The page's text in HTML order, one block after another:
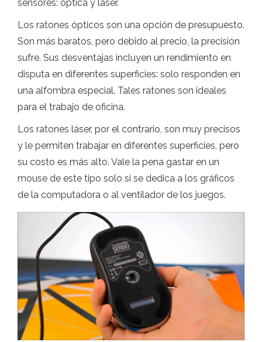
sensores: óptica y láser.
Los ratones ópticos son una opción de presupuesto.
Son más baratos, pero debido al precio, la precisión
sufre. Sus desventajas incluyen un rendimiento en
disputa en diferentes superficies: solo responden en
una alfombra especial. Tales ratones son ideales
para el trabajo de oficina.
Los ratones láser, por el contrario, son muy precisos
y le permiten trabajar en diferentes superficies, pero
su costo es más alto. Vale la pena gastar en un
mouse de este tipo solo si se dedica a los gráficos
de la computadora o al ventilador de los juegos.